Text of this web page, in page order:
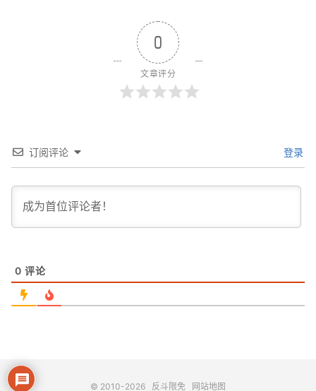
0
文章评分
订阅评论 登录
0 评论
© 2010-2026 反斗限免 网站地图